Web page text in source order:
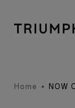
Home NOW